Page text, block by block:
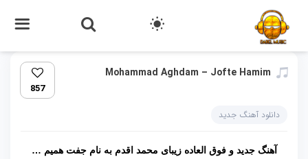
Mohammad Aghdam – Jofte Hamim
857
دانلود آهنگ جدید
آهنگ جدید و فوق العاده زیبای محمد اقدم به نام جفت همیم …